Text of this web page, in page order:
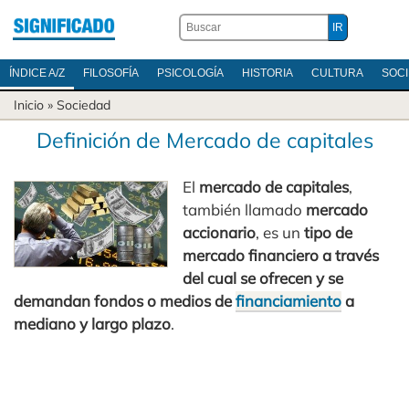
ÍNDICE A/Z FILOSOFÍA PSICOLOGÍA HISTORIA CULTURA
Inicio » Sociedad
Definición de Mercado de capitales
El mercado de capitales,
también llamado mercado
accionario, es untipo de
mercado financiero a través
del cual se ofrecen y se
demandan fondos o medios definanciamientoa
mediano y largo plazo.